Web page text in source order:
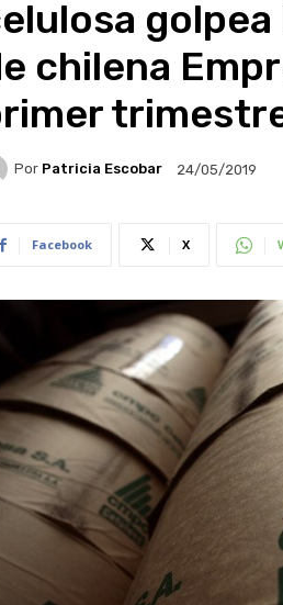
chilena
Por Patricia Escobar 24/05/2019
Facebook X